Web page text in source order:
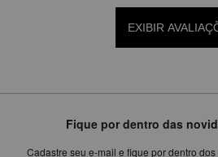
EXIBIR
Fique por dentro das
Cadastre seu e-mail e fique por dentro